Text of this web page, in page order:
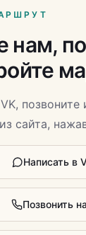
нам,
позвоните
сайта,
Написать в
Позвонить